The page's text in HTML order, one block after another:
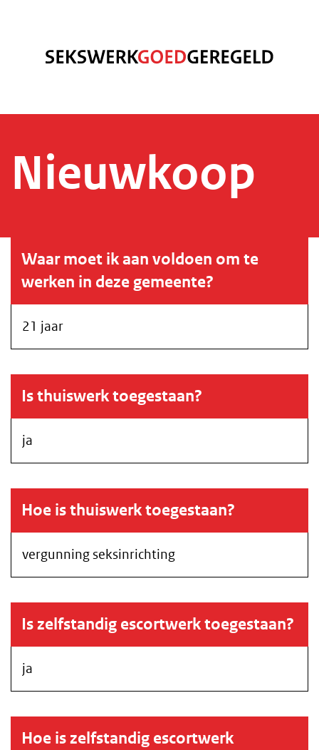
Nieuwkoop
Waar moet ik aan voldoen om te
werken in deze gemeente?
21 jaar
Is thuiswerk toegestaan?
ja
Hoe is thuiswerk toegestaan?
vergunning seksinrichting
Is zelfstandig escortwerk toegestaan?
ja
Hoe is zelfstandig escortwerk